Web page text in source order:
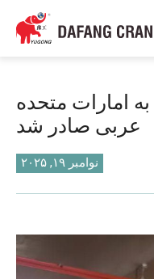
امارات متحده
عربی صادر شد
نوامبر ۱۹, ۲۰۲۵
हिन्दी
Bahasa Indonesia
简体中文
বাংলা
Pilipino
اردو
Čeština
Беларуская мова